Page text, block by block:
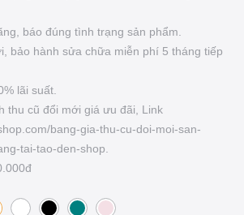
báo đúng tình trạng sản phẩm.
bảo hành sửa chữa miễn phí 5 tháng tiếp
lãi suất.
thu cũ đổi mới giá ưu đãi, Link
bang-gia-thu-cu-doi-moi-san-
tai-tao-den-shop.